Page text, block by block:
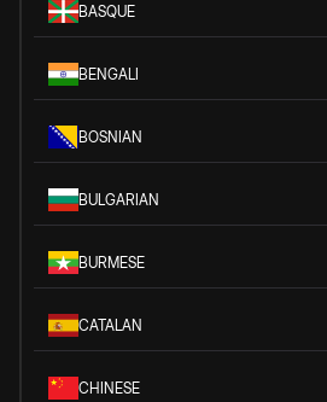
BASQUE
BENGALI
BOSNIAN
BULGARIAN
BURMESE
CATALAN
CHINESE